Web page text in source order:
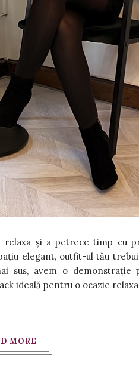
și a petrece timp cu
elegant, outfit-ul tău
sus, avem o demonstrație
ideală pentru o ocazie
MORE